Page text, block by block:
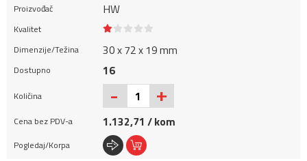
HW
30 x 72 x 19 mm
16
- +
1.132,71 / kom